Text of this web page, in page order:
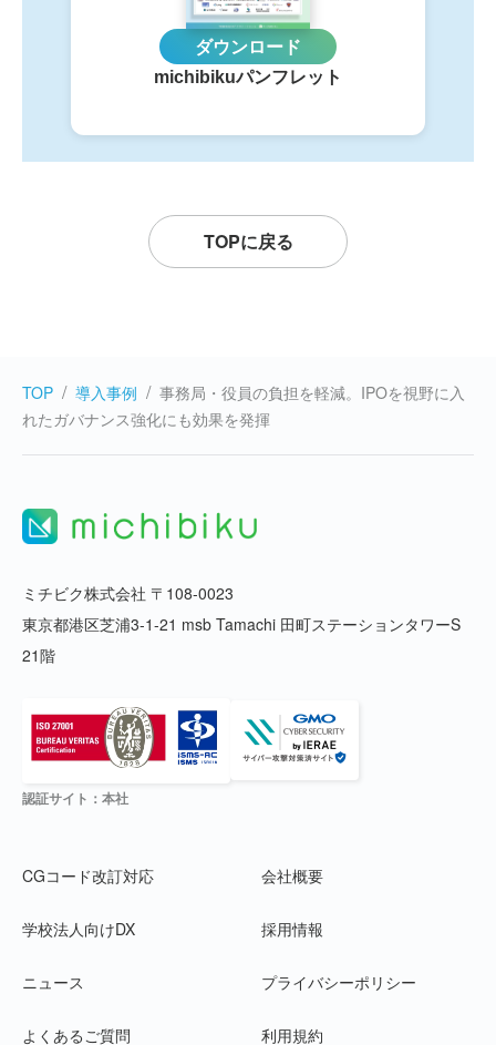
ダウンロード
michibikuパンフレット
TOPに戻る
TOP 導入事例
事務局・役員の負担を軽減。IPOを視野に入
れたガバナンス強化にも効果を発揮
ミチビク株式会社 〒108-0023
東京都港区芝浦3-1-21 msb Tamachi 田町ステーションタワーS
21階
認証サイト：本社
CGコード改訂対応
学校法人向けDX
ニュース
よくあるご質問
会社概要
採用情報
プライバシーポリシー
利用規約